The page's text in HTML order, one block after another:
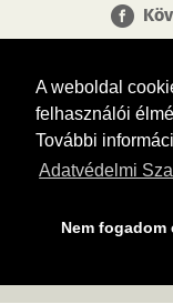
A weboldal
felhasználói
További
Adatvédelmi
Nem fogadom
Tudj meg többet
menü, cégek…. és
MÉDIAAJÁNLÓ